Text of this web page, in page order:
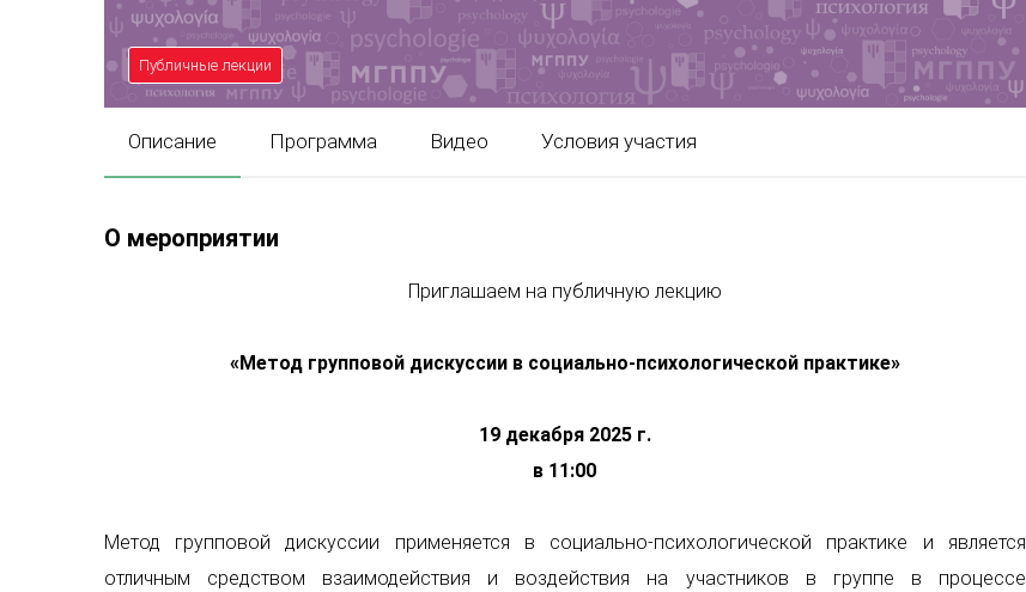
Публичные лекции
Описание Программа Видео Условия участия
О мероприятии
Приглашаем на публичную лекцию
« Метод групповой дискуссии в социально-психологической практике»
19 декабря 2025 г.
в 11:00
Метод групповой дискуссии применяется в социально-психологической практике и является
отличным средством взаимодействия и воздействия на участников в группе в процессе